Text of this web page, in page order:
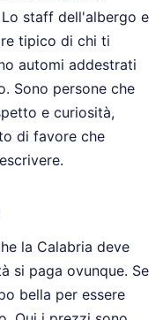
staff dell'albergo e
tipico di chi ti
automi addestrati
Sono persone che
e curiosità,
di favore che
la Calabria deve
si paga ovunque. Se
bella per essere